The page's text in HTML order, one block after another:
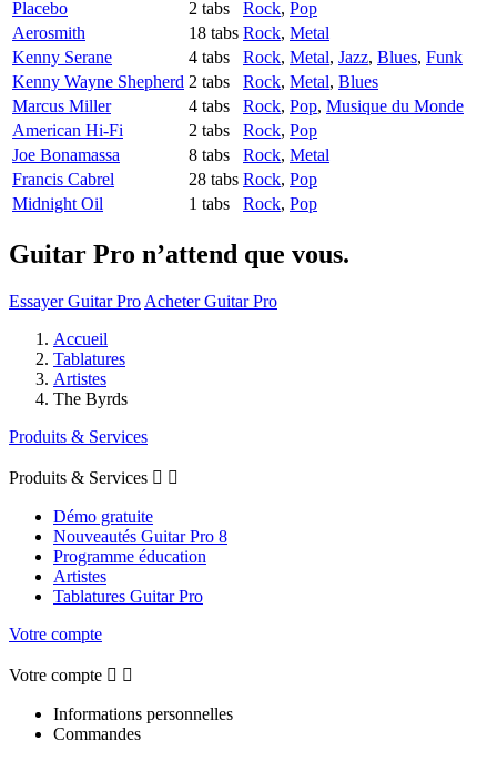
Placebo
2 tabs Rock, Pop
Aerosmith
18 tabs Rock, Metal
Kenny Serane
4 tabs Rock, Metal, Jazz, Blues, Funk
Kenny Wayne Shepherd 2 tabs Rock, Metal, Blues
Marcus Miller
4 tabs Rock, Pop, Musique du Monde
American Hi-Fi
2 tabs Rock, Pop
Joe Bonamassa
8 tabs Rock, Metal
Francis Cabrel
28 tabs Rock, Pop
Midnight Oil
1 tabs Rock, Pop
Guitar Pro n’attend que vous.
Essayer Guitar Pro Acheter Guitar Pro
Accueil
Tablatures
Artistes
The Byrds
Produits & Services
Produits & Services  
Démo gratuite
Nouveautés Guitar Pro 8
Programme éducation
Artistes
Tablatures Guitar Pro
Votre compte
Votre compte  
Informations personnelles
Commandes